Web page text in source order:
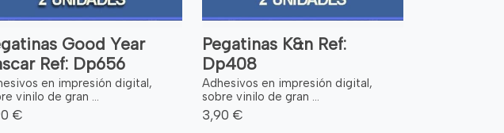
Good Year
Ref: Dp656
en impresión digital,
vinilo de gran ...
€
Pegatinas K&n Ref:
Dp408
Adhesivos en impresión digital,
sobre vinilo de gran ...
3,90 €